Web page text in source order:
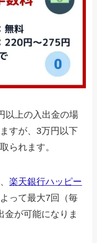
以上の入出金の場
すが、3万円以下
られます。
楽天銀行ハッピー
って最大7回（毎
金が可能になりま